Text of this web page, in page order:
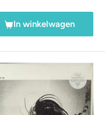
In winkelwagen